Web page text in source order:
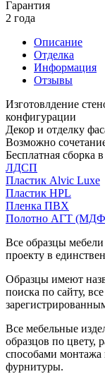
Гарантия
2 года
Описание
Отделка
Информация
Отзывы
Изготовлдение
конфигурации
Декор и отделку
Возможно
Бесплатная сборка
ЛДСП
Пластик Alvic Luxe
Пластик HPL
Пленка ПВХ
Полотно АГТ
Все образцы
проекту в
Образцы имеют
поиска по сайту,
Все мебельные
образцов по цвету,
способами
фурнитуры.